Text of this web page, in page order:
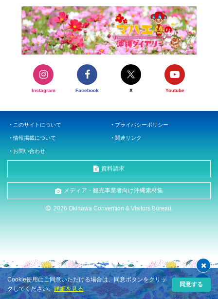
Instagram Facebook X Youtube
このサイトについて プライバシーポリシー
情報掲載について 関連リンク
お問い合わせ
資料請求
メディア・観光事業者向け沖縄素材集
2026 Okinawa Convention & Visitors Bureau.
Cookie使用にご同意いただける場合は、同意ボタンをクリッ
クしてください。詳細を見る
同意する